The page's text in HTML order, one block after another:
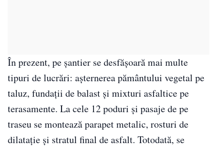
În prezent, pe șantier se desfășoară mai multe
tipuri de lucrări: așternerea pământului vegetal pe
taluz, fundații de balast și mixturi asfaltice pe
terasamente. La cele 12 poduri și pasaje de pe
traseu se montează parapet metalic, rosturi de
dilatație și stratul final de asfalt. Totodată, se